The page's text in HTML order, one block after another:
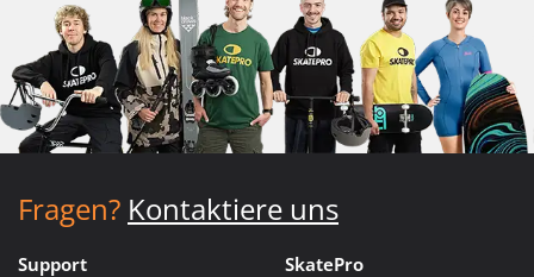
Fragen? Kontaktiere uns
Support SkatePro